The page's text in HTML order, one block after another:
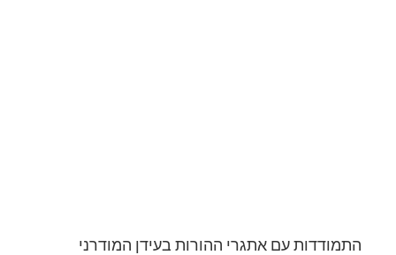
התמודדות עם אתגרי ההורות בעידן המודרני